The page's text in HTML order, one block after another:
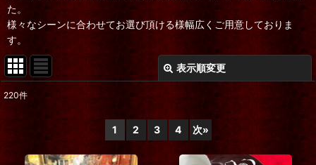
た。
様々なシーンに合わせてお選び頂ける様幅広くご用意しておりま
す。
表示順変更
在庫あり
220件
1 2 3 4 次»